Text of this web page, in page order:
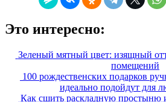
Это интересно:
Зеленый мятный цвет: изящный
помещений
100 рождественских подарков
идеально подойдут для
Как сшить раскладную простыню